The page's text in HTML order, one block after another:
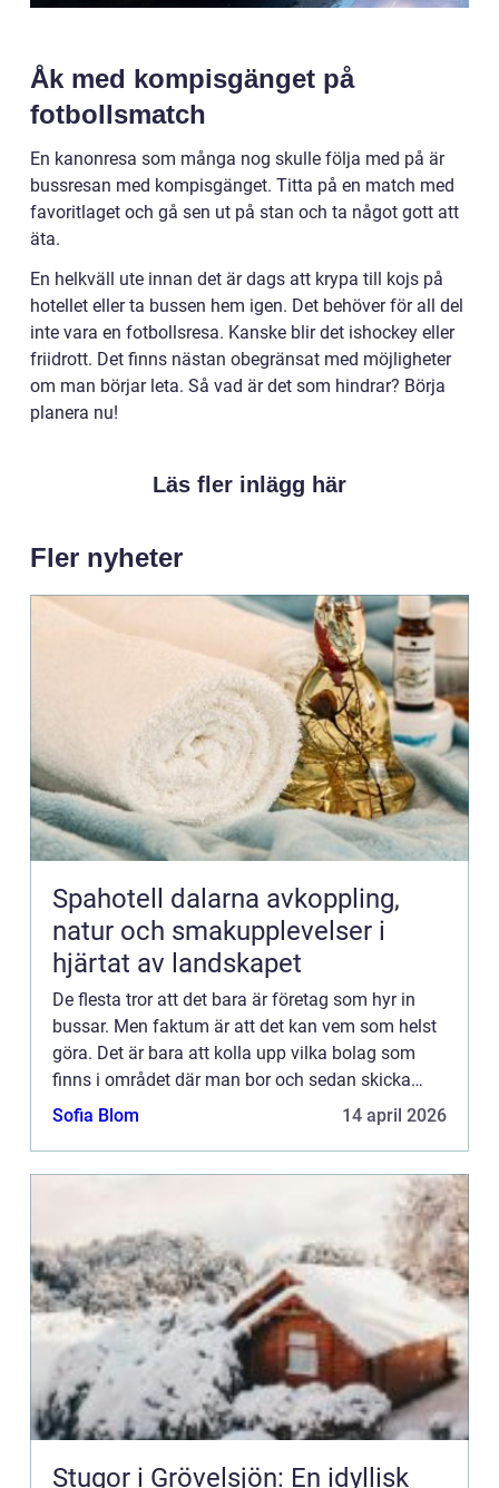
Åk med kompisgänget på
fotbollsmatch
En kanonresa som många nog skulle följa med på är
bussresan med kompisgänget. Titta på en match med
favoritlaget och gå sen ut på stan och ta något gott att
äta.
En helkväll ute innan det är dags att krypa till kojs på
hotellet eller ta bussen hem igen. Det behöver för all del
inte vara en fotbollsresa. Kanske blir det ishockey eller
friidrott. Det finns nästan obegränsat med möjligheter
om man börjar leta. Så vad är det som hindrar? Börja
planera nu!
Läs fler inlägg här
Fler nyheter
Spahotell dalarna avkoppling,
natur och smakupplevelser i
hjärtat av landskapet
De flesta tror att det bara är företag som hyr in
bussar. Men faktum är att det kan vem som helst
göra. Det är bara att kolla upp vilka bolag som
finns i området där man bor och sedan skicka
prisförfrågning på sin bussresa. För det är
Sofia Blom 14 april 2026
Stugor i Grövelsjön: En idyllisk